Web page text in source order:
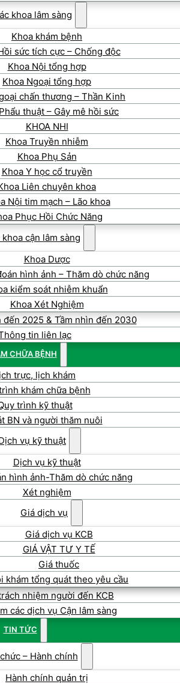
khoa lâm sàng
Khoa khám bệnh
sức tích cực – Chống độc
Khoa Nội tổng hợp
Khoa Ngoại tổng hợp
chấn thương – Thần Kinh
thuật – Gây mê hồi sức
KHOA NHI
Khoa Truyền nhiễm
Khoa Phụ Sản
Khoa Y học cổ truyền
Liên chuyên khoa
Nội tim mạch – Lão khoa
Phục Hồi Chức Năng
khoa cận lâm sàng
Khoa Dược
hình ảnh – Thăm dò chức năng
kiểm soát nhiễm khuẩn
Khoa Xét Nghiệm
2025 & Tầm nhìn đến 2030
tin liên lạc
CHỮA BỆNH
trực, lịch khám
khám chữa bệnh
trình kỹ thuật
BN và người thăm nuôi
vụ kỹ thuật
Dịch vụ kỹ thuật
hình ảnh-Thăm dò chức năng
Xét nghiệm
Giá dịch vụ
Giá dịch vụ KCB
GIÁ VẬT TƯ Y TẾ
Giá thuốc
khám tổng quát theo yêu cầu
nhiệm người đến KCB
các dịch vụ Cận lâm sàng
TIN TỨC
– Hành chính
Hành chính quản trị